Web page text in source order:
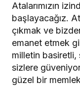
Atalarımızın
başlayacağız.
çıkmak ve
emanet etmek
milletin basiretli,
sizlere
güzel bir